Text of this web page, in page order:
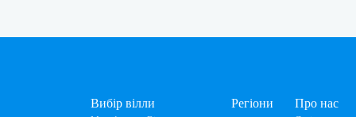
Вибір вілли Регіони Про нас